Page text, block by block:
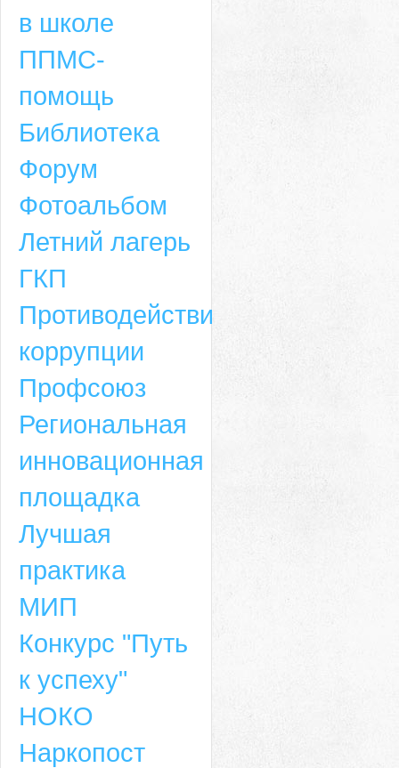
Адрес
6-49, электронный адрес: aja_70@mail.ru
в школе
ППМС-
помощь
Библиотека
Форум
Фотоальбом
Летний лагерь
ГКП
Противодействие
коррупции
Профсоюз
Региональная
инновационная
площадка
Лучшая
практика
МИП
Конкурс "Путь
к успеху"
НОКО
Наркопост